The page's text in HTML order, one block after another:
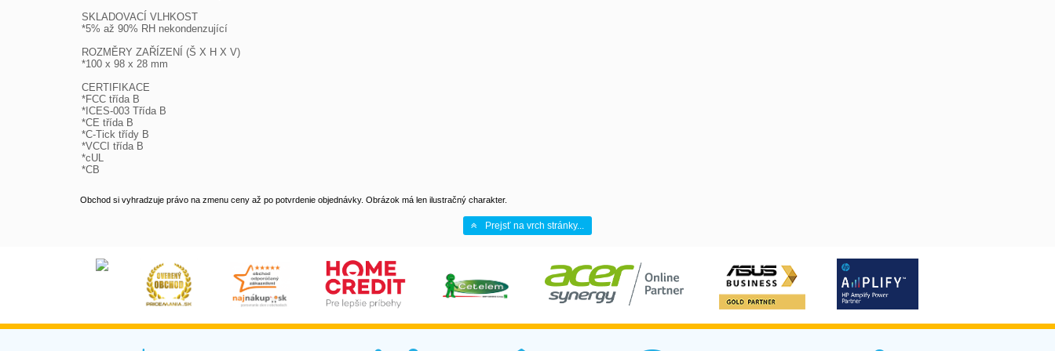
SKLADOVACÍ VLHKOST
*5% až 90% RH nekondenzující
ROZMĚRY ZAŘÍZENÍ (Š X H X V)
*100 x 98 x 28 mm
CERTIFIKACE
*FCC třída B
*ICES-003 Třída B
*CE třída B
*C-Tick třídy B
*VCCI třída B
*cUL
*CB
Obchod si vyhradzuje právo na zmenu ceny až po potvrdenie objednávky. Obrázok má len ilustračný charakter.
Prejsť na vrch stránky...